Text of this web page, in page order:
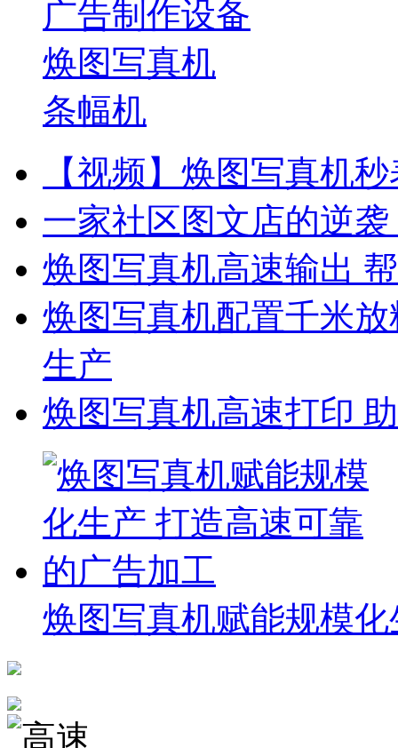
广告制作设备
焕图写真机
条幅机
【视频】焕图写真机
一家社区图文店的逆
焕图写真机高速输出
焕图写真机配置千米
生产
焕图写真机高速打印
焕图写真机赋能规模